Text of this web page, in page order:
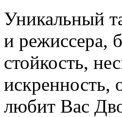
Уникальный
и режиссера,
стойкость,
искренность,
любит Вас